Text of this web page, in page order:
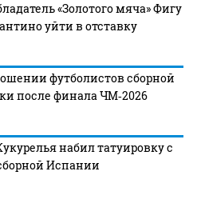
«Золотого мяча» Фигу
уйти в отставку
футболистов сборной
после финала ЧМ‑2026
набил татуировку с
Испании